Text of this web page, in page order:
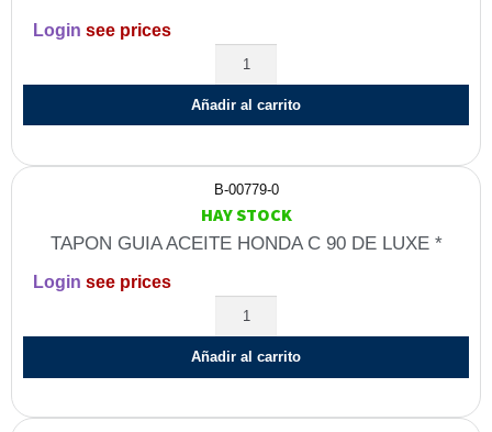
Login see prices
Añadir al carrito
B-00779-0
HAY STOCK
TAPON GUIA ACEITE HONDA C 90 DE LUXE *
Login see prices
Añadir al carrito